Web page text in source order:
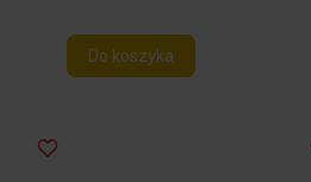
Do koszyka